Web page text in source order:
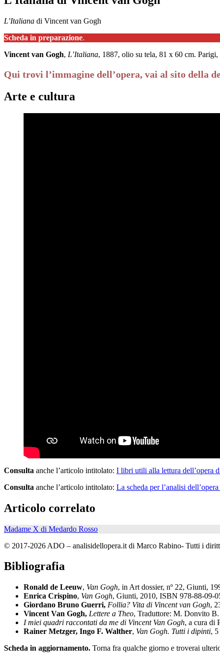
L’Italiana di Vincent van Gogh
Scheda in preparazione.
Vincent van Gogh, L’Italiana, 1887, olio su tela, 81 x 60 cm. Parigi,
Qui trovi l’immagine dell’opera, vai al sito della
Arte e cultura
Consulta anche l’articolo intitolato: I libri utili alla lettura dell’opera
Consulta anche l’articolo intitolato: La scheda per l’analisi dell’opera
Articolo correlato
Madame X di Medardo Rosso
© 2017-2026 ADO – analisidellopera.it di Marco Rabino- Tutti i
Bibliografia
Ronald de Leeuw, Van Gogh, in Art dossier, nº 22, Giunti,
Enrica Crispino, Van Gogh, Giunti, 2010, ISBN 978-88-09-
Giordano Bruno Guerri, Follia? Vita di Vincent van Gogh,
Vincent Van Gogh, Lettere a Theo, Traduttore: M. Donvito
I miei quadri raccontati da me di Vincent Van Gogh, a cura di
Rainer Metzger, Ingo F. Walther, Van Gogh. Tutti i dipinti,
Scheda in aggiornamento. Torna fra qualche giorno e troverai